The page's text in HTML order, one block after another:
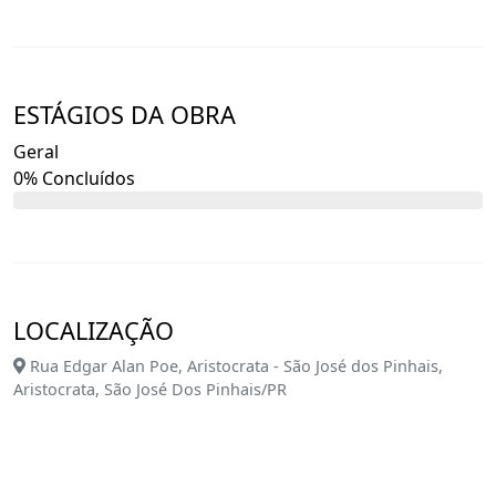
ESTÁGIOS DA OBRA
Geral
0% Concluídos
LOCALIZAÇÃO
Rua Edgar Alan Poe, Aristocrata - São José dos Pinhais,
Aristocrata, São José Dos Pinhais/PR